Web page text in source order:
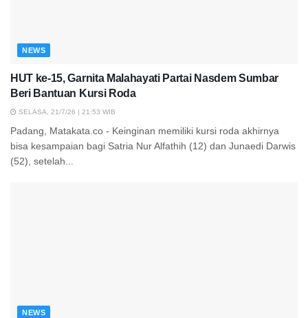
NEWS
HUT ke-15, Garnita Malahayati Partai Nasdem Sumbar
Beri Bantuan Kursi Roda
SELASA, 21/7/26 | 21:53 WIB
Padang, Matakata.co - Keinginan memiliki kursi roda akhirnya
bisa kesampaian bagi Satria Nur Alfathih (12) dan Junaedi Darwis
(52), setelah...
NEWS